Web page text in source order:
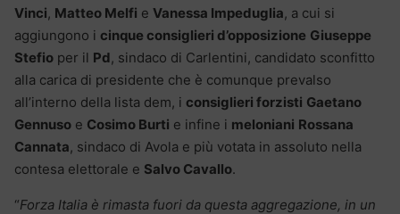
Vinci, Matteo Melfi e Vanessa Impeduglia, a cui si
aggiungono i cinque consiglieri d’opposizione Giuseppe
Stefio per il Pd, sindaco di Carlentini, candidato sconfitto
alla carica di presidente che è comunque prevalso
all’interno della lista dem, i consiglieri forzisti Gaetano
Gennuso e Cosimo Burti e infine i meloniani Rossana
Cannata, sindaco di Avola e più votata in assoluto nella
contesa elettorale e Salvo Cavallo.
“Forza Italia è rimasta fuori da questa aggregazione, in un